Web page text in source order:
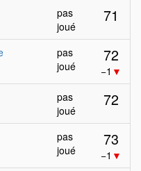
pas
joué
71
pas
joué
72
−1 ▼
pas
joué
72
pas
joué
73
−1 ▼